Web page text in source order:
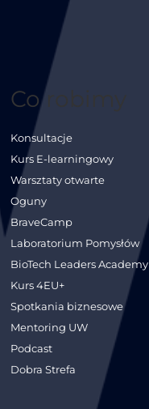
Co robimy
Konsultacje
Kurs E-learningowy
Warsztaty otwarte
Oguny
BraveCamp
Laboratorium Pomysłów
BioTech Leaders Academy
Kurs 4EU+
Spotkania biznesowe
Mentoring UW
Podcast
Dobra Strefa